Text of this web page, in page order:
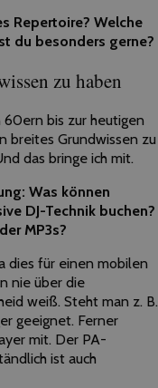
Repertoire? Welche
du besonders gerne?
zu haben
60ern bis zur heutigen
breites Grundwissen zu
das bringe ich mit.
Was können
DJ-Technik buchen?
MP3s?
dies für einen mobilen
nie über die
weiß. Steht man z. B.
geeignet. Ferner
mit. Der PA-
ist auch